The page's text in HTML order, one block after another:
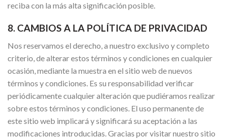
reciba con la más alta significación posible.
8. CAMBIOS A LA POLÍTICA DE PRIVACIDAD
Nos reservamos el derecho, a nuestro exclusivo y completo
criterio, de alterar estos términos y condiciones en cualquier
ocasión, mediante la muestra en el sitio web de nuevos
términos y condiciones. Es su responsabilidad verificar
periódicamente cualquier alteración que pudiéramos realizar
sobre estos términos y condiciones. El uso permanente de
este sitio web implicará y significará su aceptación a las
modificaciones introducidas. Gracias por visitar nuestro sitio